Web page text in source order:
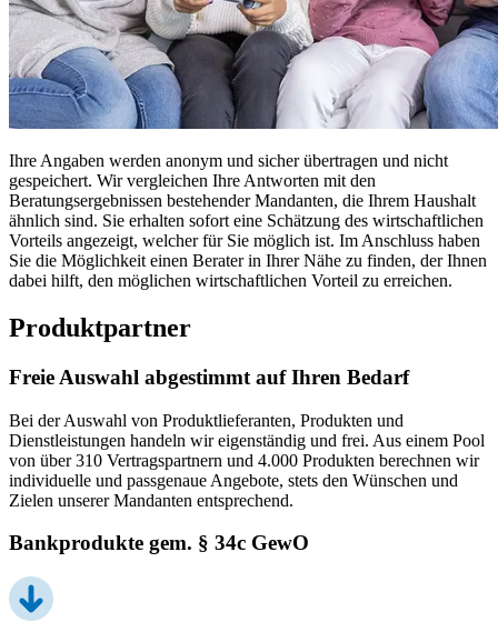
Ihre Angaben werden anonym und sicher übertragen und nicht
gespeichert. Wir vergleichen Ihre Antworten mit den
Beratungsergebnissen bestehender Mandanten, die Ihrem Haushalt
ähnlich sind. Sie erhalten sofort eine Schätzung des wirtschaftlichen
Vorteils angezeigt, welcher für Sie möglich ist. Im Anschluss haben
Sie die Möglichkeit einen Berater in Ihrer Nähe zu finden, der Ihnen
dabei hilft, den möglichen wirtschaftlichen Vorteil zu erreichen.
Produktpartner
Freie Auswahl abgestimmt auf Ihren Bedarf
Bei der Auswahl von Produktlieferanten, Produkten und
Dienstleistungen handeln wir eigenständig und frei. Aus einem Pool
von über 310 Vertragspartnern und 4.000 Produkten berechnen wir
individuelle und passgenaue Angebote, stets den Wünschen und
Zielen unserer Mandanten entsprechend.
Bankprodukte gem. § 34c GewO